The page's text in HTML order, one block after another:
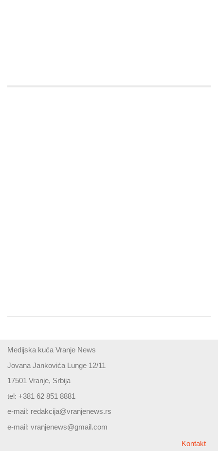
Medijska kuća Vranje News
Jovana Jankovića Lunge 12/11
17501 Vranje, Srbija
tel: +381 62 851 8881
e-mail: redakcija@vranjenews.rs
e-mail: vranjenews@gmail.com
Kontakt